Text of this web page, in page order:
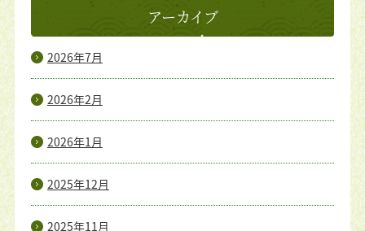
アーカイブ
2026年7月
2026年2月
2026年1月
2025年12月
2025年11月